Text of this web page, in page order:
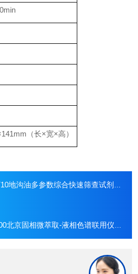
（长×宽×高）
油多参数综合快速筛查试剂盒（10次）/地沟油检测仪
固相微萃取-液相色谱联用仪*报价/固相萃取仪生产厂家